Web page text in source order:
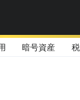
暗号資産